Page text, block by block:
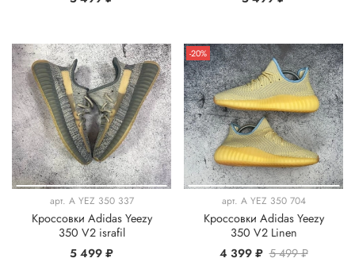
арт. A YEZ 350 337
Кроссовки Adidas Yeezy
350 V2 israfil
5 499 ₽
-20%
арт. A YEZ 350 704
Кроссовки Adidas Yeezy
350 V2 Linen
4 399 ₽ 5 499 ₽